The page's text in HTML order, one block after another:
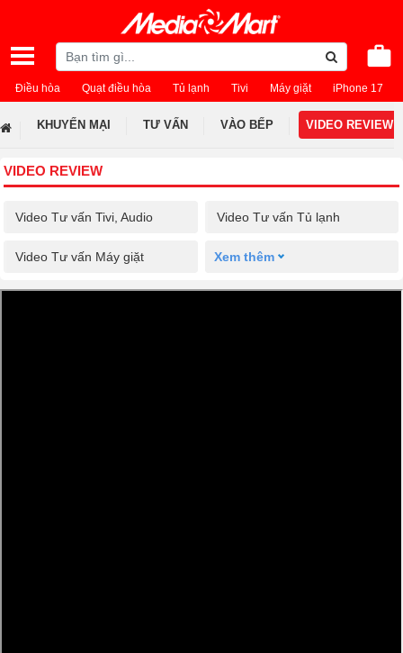
Điều hòa Quạt điều hòa Tủ lạnh Tivi Máy giặt iPhone 17
KHUYẾN MẠI TƯ VẤN VÀO BẾP VIDEO REVIEW
VIDEO REVIEW
Video Tư vấn Tivi, Audio Video Tư vấn Tủ lạnh
Video Tư vấn Máy giặt Xem thêm